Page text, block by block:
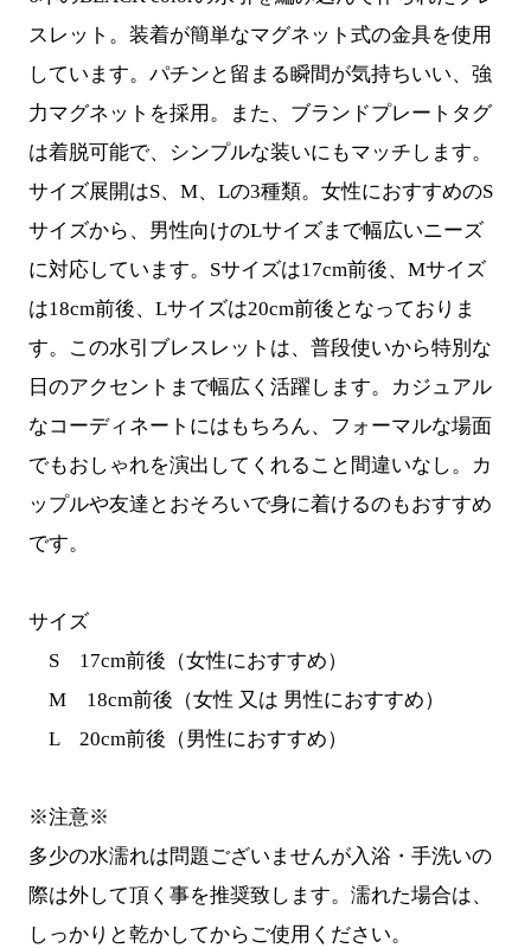
スレット。装着が簡単なマグネット式の金具を使用
しています。パチンと留まる瞬間が気持ちいい、強
力マグネットを採用。また、ブランドプレートタグ
は着脱可能で、シンプルな装いにもマッチします。
サイズ展開はS、M、Lの3種類。女性におすすめのS
サイズから、男性向けのLサイズまで幅広いニーズ
に対応しています。Sサイズは17cm前後、Mサイズ
は18cm前後、Lサイズは20cm前後となっておりま
す。この水引ブレスレットは、普段使いから特別な
日のアクセントまで幅広く活躍します。カジュアル
なコーディネートにはもちろん、フォーマルな場面
でもおしゃれを演出してくれること間違いなし。カ
ップルや友達とおそろいで身に着けるのもおすすめ
です。
サイズ
S 17cm前後（女性におすすめ）
M 18cm前後（女性 又は 男性におすすめ）
L 20cm前後（男性におすすめ）
※注意※
多少の水濡れは問題ございませんが入浴・手洗いの
際は外して頂く事を推奨致します。濡れた場合は、
しっかりと乾かしてからご使用ください。